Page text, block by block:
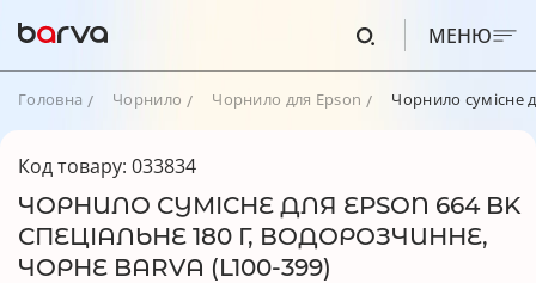
МЕНЮ
Головна Чорнило Чорнило для Epson Чорнило сумісне
Код товару: 033834
ЧОРНИЛО СУМІСНЕ ДЛЯ EPSON 664 BK
СПЕЦІАЛЬНЕ 180 Г, ВОДОРОЗЧИННЕ,
ЧОРНЕ BARVA (L100-399)